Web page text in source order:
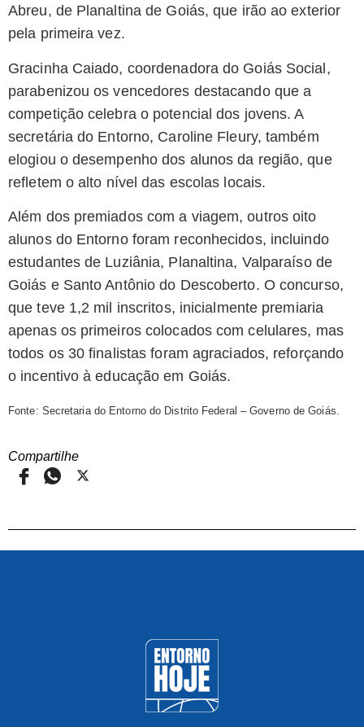
Abreu, de Planaltina de Goiás, que irão ao exterior
pela primeira vez.
Gracinha Caiado, coordenadora do Goiás Social,
parabenizou os vencedores destacando que a
competição celebra o potencial dos jovens. A
secretária do Entorno, Caroline Fleury, também
elogiou o desempenho dos alunos da região, que
refletem o alto nível das escolas locais.
Além dos premiados com a viagem, outros oito
alunos do Entorno foram reconhecidos, incluindo
estudantes de Luziânia, Planaltina, Valparaíso de
Goiás e Santo Antônio do Descoberto. O concurso,
que teve 1,2 mil inscritos, inicialmente premiaria
apenas os primeiros colocados com celulares, mas
todos os 30 finalistas foram agraciados, reforçando
o incentivo à educação em Goiás.
Fonte: Secretaria do Entorno do Distrito Federal – Governo de Goiás.
Compartilhe